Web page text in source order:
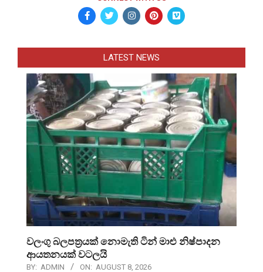
LATEST NEWS
වලංගු බලපත්‍රයක් නොමැති ටින් මාළු නිෂ්පාදන
ආයතනයක් වටලයි
BY: ADMIN ON: AUGUST 8, 2026